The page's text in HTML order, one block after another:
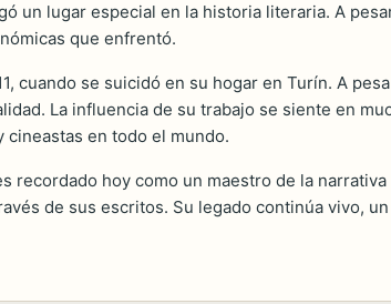
un lugar especial en la historia literaria. A
que enfrentó.
cuando se suicidó en su hogar en Turín. A
La influencia de su trabajo se siente en
en todo el mundo.
recordado hoy como un maestro de la
de sus escritos. Su legado continúa vivo,